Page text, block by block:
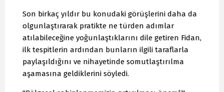
Son birkaç yıldır bu konudaki görüşlerini daha da
olgunlaştırarak pratikte ne türden adımlar
atılabileceğine yoğunlaştıklarını dile getiren Fidan,
ilk tespitlerin ardından bunların ilgili taraflarla
paylaşıldığını ve nihayetinde somutlaştırılma
aşamasına geldiklerini söyledi.